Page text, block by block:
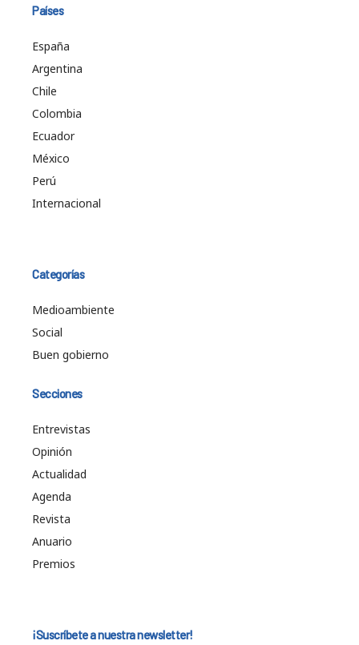
Países
España
Argentina
Chile
Colombia
Ecuador
México
Perú
Internacional
Categorías
Medioambiente
Social
Buen gobierno
Secciones
Entrevistas
Opinión
Actualidad
Agenda
Revista
Anuario
Premios
¡Suscríbete a nuestra newsletter!